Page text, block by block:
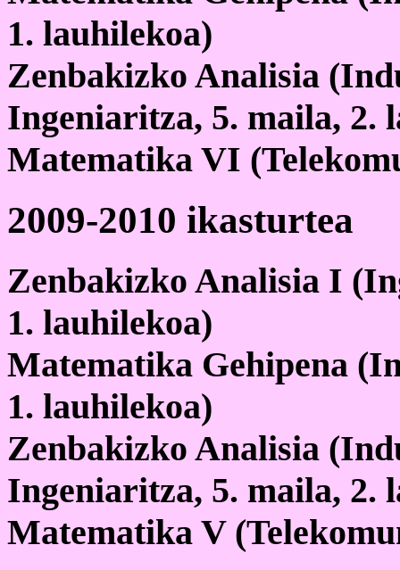
1. lauhilekoa)
Zenbakizko Analisia
Ingeniaritza, 5. maila, 2.
Matematika VI
2009-2010 ikasturtea
Zenbakizko Analisia I
1. lauhilekoa)
Matematika Gehipena
1. lauhilekoa)
Zenbakizko Analisia
Ingeniaritza, 5. maila, 2.
Matematika V